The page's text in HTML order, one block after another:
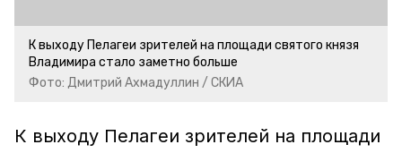
К выходу Пелагеи зрителей на площади святого князя
Владимира стало заметно больше
Фото: Дмитрий Ахмадуллин / СКИА
К выходу Пелагеи зрителей на площади